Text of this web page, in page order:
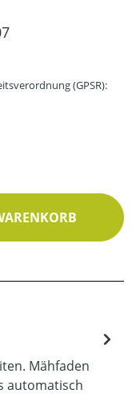
(GPSR):
Mähfaden
automatisch